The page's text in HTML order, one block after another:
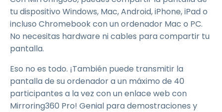
tu dispositivo Windows, Mac, Android, iPhone, iPad o
incluso Chromebook con un ordenador Mac o PC.
No necesitas hardware ni cables para compartir tu
pantalla.
Eso no es todo. ¡También puede transmitir la
pantalla de su ordenador a un máximo de 40
participantes a la vez con un enlace web con
Mirroring360 Pro! Genial para demostraciones y